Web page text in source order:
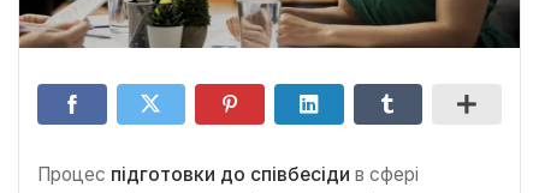
Процес підготовки до співбесіди в сфері